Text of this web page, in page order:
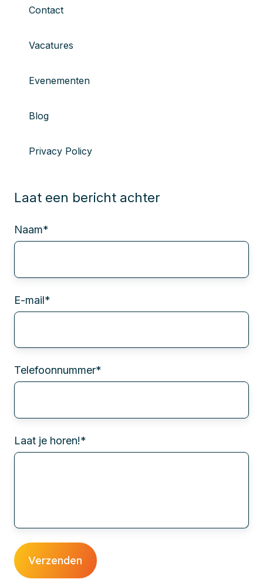
Contact
Vacatures
Evenementen
Blog
Privacy Policy
Laat een bericht achter
Naam*
E-mail*
Telefoonnummer*
Laat je horen!*